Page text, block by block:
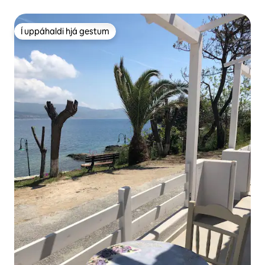
Í uppáhaldi hjá gestum
Í uppáhaldi hjá gestum